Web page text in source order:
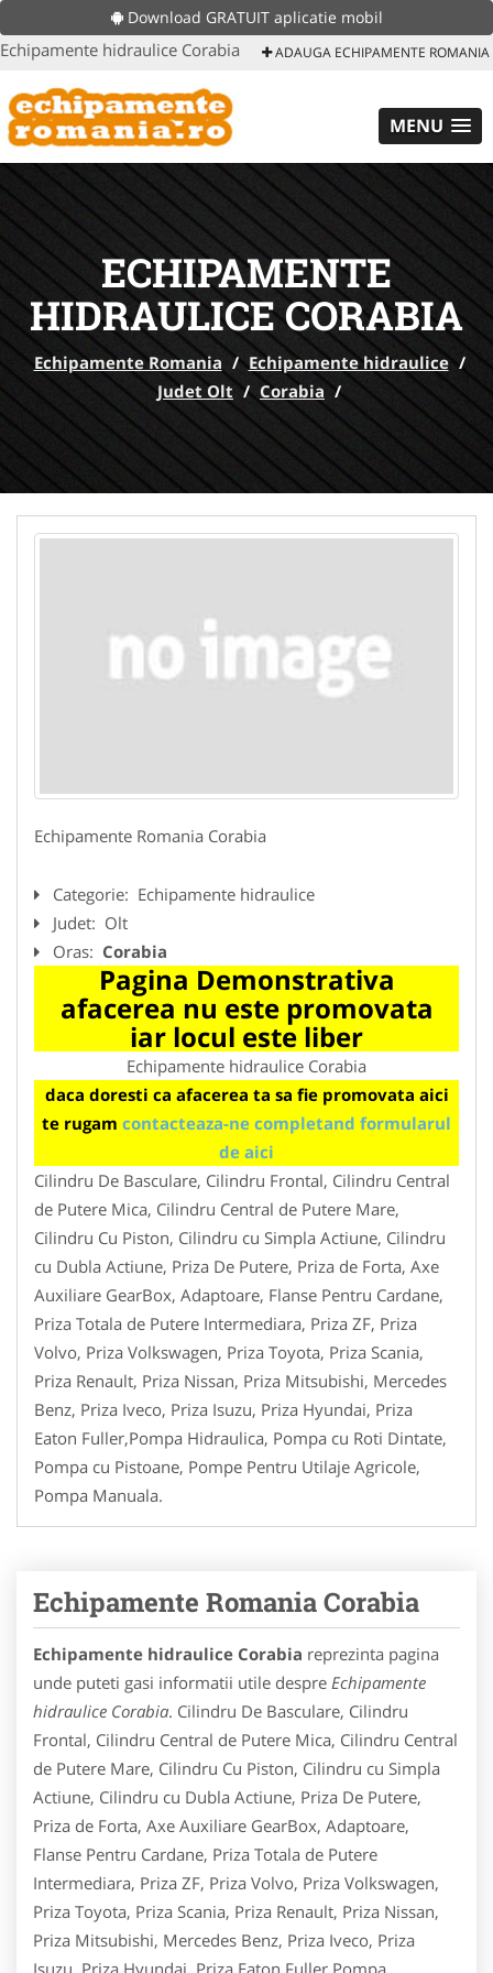
Download GRATUIT aplicatie mobil
Echipamente hidraulice Corabia ADAUGA ECHIPAMENTE ROMANIA
MENU
ECHIPAMENTE
HIDRAULICE CORABIA
Echipamente Romania / Echipamente hidraulice /
Judet Olt / Corabia /
Echipamente Romania Corabia
Categorie: Echipamente hidraulice
Judet: Olt
Oras: Corabia
Pagina Demonstrativa
afacerea nu este promovata
iar locul este liber
Echipamente hidraulice Corabia
daca doresti ca afacerea ta sa fie promovata aici
te rugam contacteaza-ne completand formularul
de aici
Cilindru De Basculare, Cilindru Frontal, Cilindru Central
de Putere Mica, Cilindru Central de Putere Mare,
Cilindru Cu Piston, Cilindru cu Simpla Actiune, Cilindru
cu Dubla Actiune, Priza De Putere, Priza de Forta, Axe
Auxiliare GearBox, Adaptoare, Flanse Pentru Cardane,
Priza Totala de Putere Intermediara, Priza ZF, Priza
Volvo, Priza Volkswagen, Priza Toyota, Priza Scania,
Priza Renault, Priza Nissan, Priza Mitsubishi, Mercedes
Benz, Priza Iveco, Priza Isuzu, Priza Hyundai, Priza
Eaton Fuller,Pompa Hidraulica, Pompa cu Roti Dintate,
Pompa cu Pistoane, Pompe Pentru Utilaje Agricole,
Pompa Manuala.
Echipamente Romania Corabia
Echipamente hidraulice Corabia reprezinta pagina
unde puteti gasi informatii utile despre Echipamente
hidraulice Corabia. Cilindru De Basculare, Cilindru
Frontal, Cilindru Central de Putere Mica, Cilindru Central
de Putere Mare, Cilindru Cu Piston, Cilindru cu Simpla
Actiune, Cilindru cu Dubla Actiune, Priza De Putere,
Priza de Forta, Axe Auxiliare GearBox, Adaptoare,
Flanse Pentru Cardane, Priza Totala de Putere
Intermediara, Priza ZF, Priza Volvo, Priza Volkswagen,
Priza Toyota, Priza Scania, Priza Renault, Priza Nissan,
Priza Mitsubishi, Mercedes Benz, Priza Iveco, Priza
Isuzu, Priza Hyundai, Priza Eaton Fuller,Pompa